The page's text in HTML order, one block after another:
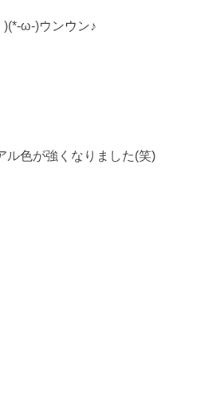
ω-)ウンウン♪
ル色が強くなりました(笑)